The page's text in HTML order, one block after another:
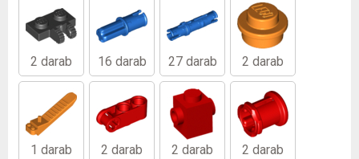
2 darab 16 darab 27 darab 2 darab
1 darab 2 darab 2 darab 2 darab